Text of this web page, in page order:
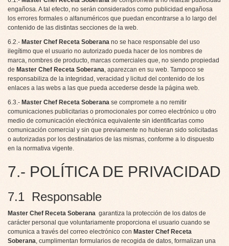
engañosa. A tal efecto, no serán considerados como publicidad engañosa
los errores formales o alfanuméricos que puedan encontrarse a lo largo del
contenido de las distintas secciones de la web.
6.2.- Master Chef Receta Soberana no se hace responsable del uso
ilegítimo que el usuario no autorizado pueda hacer de los nombres de
marca, nombres de producto, marcas comerciales que, no siendo propiedad
de Master Chef Receta Soberana, aparezcan en su web. Tampoco se
responsabiliza de la integridad, veracidad y licitud del contenido de los
enlaces a las webs a las que pueda accederse desde la página web.
6.3.- Master Chef Receta Soberana se compromete a no remitir
comunicaciones publicitarias o promocionales por correo electrónico u otro
medio de comunicación electrónica equivalente sin identificarlas como
comunicación comercial y sin que previamente no hubieran sido solicitadas
o autorizadas por los destinatarios de las mismas, conforme a lo dispuesto
en la normativa vigente.
7.- POLÍTICA DE PRIVACIDAD
7.1 Responsable
Master Chef Receta Soberana garantiza la protección de los datos de
carácter personal que voluntariamente proporciona el usuario cuando se
comunica a través del correo electrónico con Master Chef Receta
Soberana, cumplimentan formularios de recogida de datos, formalizan una